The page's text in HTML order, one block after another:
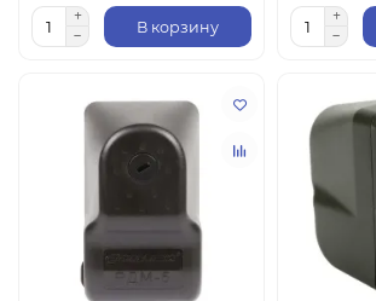
В корзину